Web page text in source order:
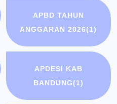
APBD TAHUN
ANGGARAN 2026(1)
APDESI KAB
BANDUNG(1)